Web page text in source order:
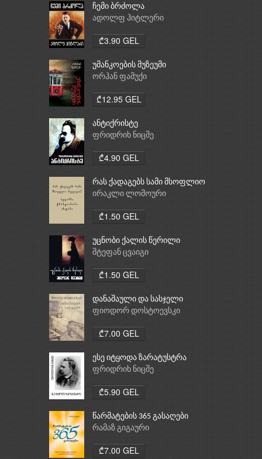
ჩემი ბრძოლა
ადოლფ ჰიტლერი
₾3.90 GEL
უმანკოების მუზეუმი
ორჰან ფამუქი
₾12.95 GEL
ანტიქრისტე
ფრიდრიხ ნიცშე
₾4.90 GEL
რას ქადაგებს სამი მსოფლიო
რელიგია: ბუდიზმი,
ირაკლი ლომოური
₾1.50 GEL
უცნობი ქალის წერილი
შტეფან ცვაიგი
₾1.50 GEL
დანაშაული და სასჯელი
ფიოდორ დოსტოევსკი
₾7.00 GEL
ესე იტყოდა ზარატუსტრა
ფრიდრიხ ნიცშე
₾5.90 GEL
წარმატების 365 გასაღები
რამაზ გიგაური
₾7.00 GEL